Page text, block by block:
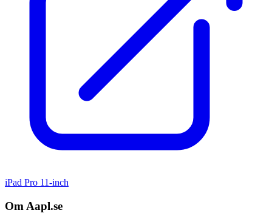
iPad Pro 11-inch
Om Aapl.se